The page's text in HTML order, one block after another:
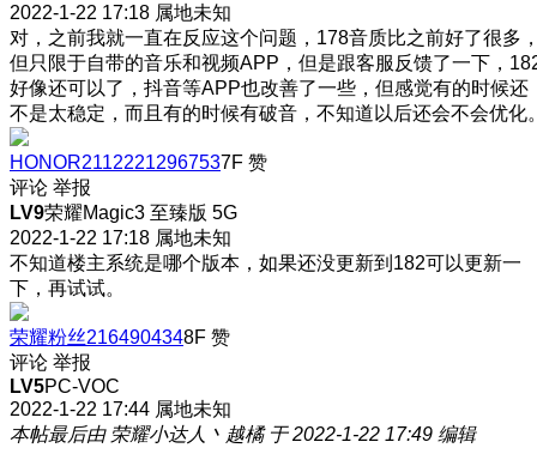
2022-1-22 17:18 属地未知
对，之前我就一直在反应这个问题，178音质比之前好了很多
但只限于自带的音乐和视频APP，但是跟客服反馈了一下，
好像还可以了，抖音等APP也改善了一些，但感觉有的时候还
不是太稳定，而且有的时候有破音，不知道以后还会不会优化
HONOR21122212967537F 赞
评论 举报
LV9荣耀Magic3 至臻版 5G
2022-1-22 17:18 属地未知
不知道楼主系统是哪个版本，如果还没更新到182可以更新一
下，再试试。
荣耀粉丝2164904348F 赞
评论 举报
LV5PC-VOC
2022-1-22 17:44 属地未知
本帖最后由 荣耀小达人丶越橘 于 2022-1-22 17:49 编辑